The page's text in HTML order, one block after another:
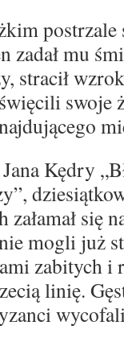
postrzale
zadał mu
stracił
swoje
Kędry
się
mogli już
zabitych i
linię.